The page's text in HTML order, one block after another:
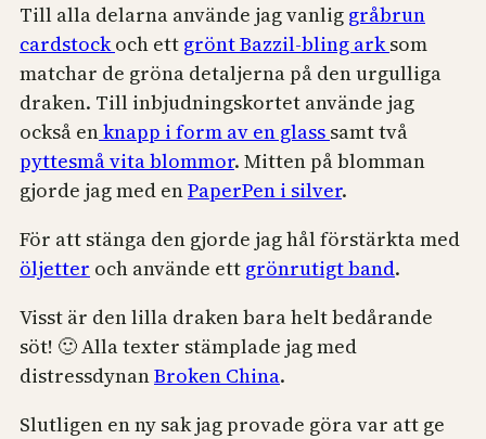
Till alla delarna använde jag vanlig gråbrun
cardstockoch ett grönt Bazzil-bling arksom
matchar de gröna detaljerna på den urgulliga
draken. Till inbjudningskortet använde jag
också enknapp i form av en glass samt två
pyttesmå vita blommor. Mitten på blomman
gjorde jag med enPaperPen i silver.
För att stänga den gjorde jag hål förstärkta med
öljetter och använde ett grönrutigt band.
Visst är den lilla draken bara helt bedårande
söt! 🙂 Alla texter stämplade jag med
distressdynanBroken China.
Slutligen en ny sak jag provade göra var att ge